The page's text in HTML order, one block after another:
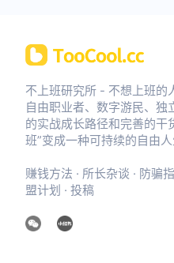
而，随着技术的进步，我们也不得
不面对一个现实问题：信息过载。
海量的信息如同潮水般涌来，我们
不上班研究所 - 不想上班的
自由职业者、数字游民、独
的实战成长路径和完善的干
班”变成一种可持续的自由人
赚钱方法 · 所长杂谈 · 防骗
盟计划 · 投稿